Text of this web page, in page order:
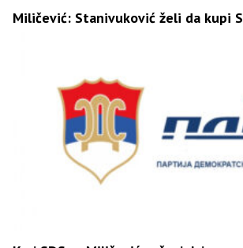
Miličević: Stanivuković želi da kupi